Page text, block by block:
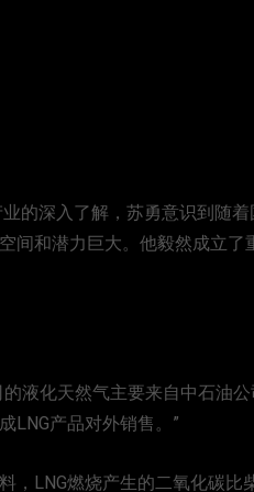
的深入了解，苏勇意识到随
间和潜力巨大。他毅然成立
液化天然气主要来自中石油
LNG产品对外销售。”
，LNG燃烧产生的二氧化碳